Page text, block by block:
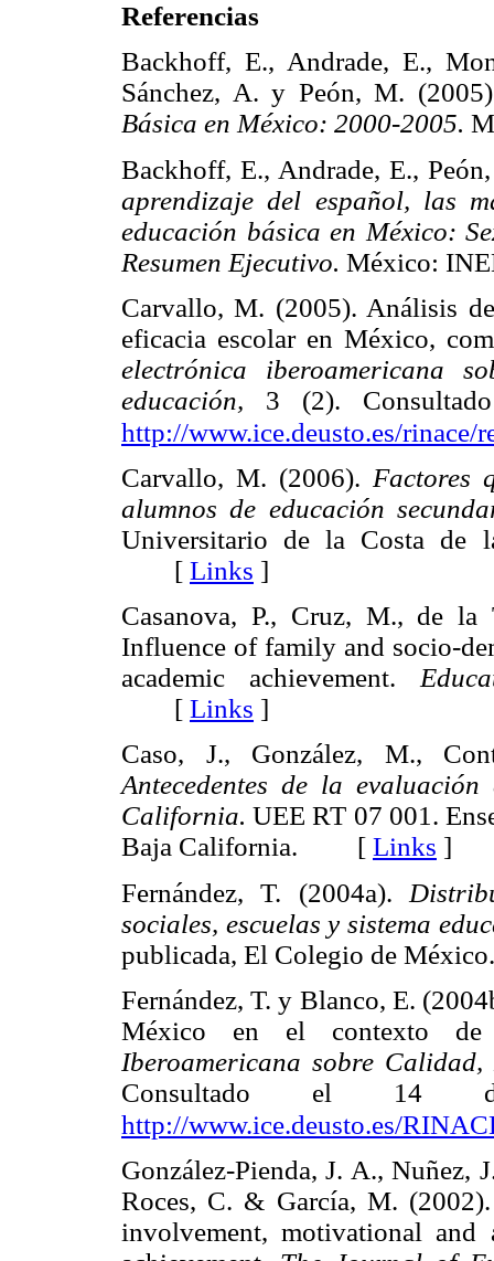
Referencias
Backhoff, E., Andrade, E.,
Sánchez, A. y Peón, M.
Básica en México: 2000-2005.
Backhoff, E., Andrade, E.,
aprendizaje del español, las
educación básica en México:
Resumen Ejecutivo. México:
Carvallo, M. (2005). Análisis
eficacia escolar en México,
electrónica iberoamericana
educación, 3 (2).
http://www.ice.deusto.es/rinace/
Carvallo, M. (2006). Factores
alumnos de educación
Universitario de la Costa de
[ Links ]
Casanova, P., Cruz, M., de
Influence of family and socio-
academic achievement.
[ Links ]
Caso, J., González, M.,
Antecedentes de la
California. UEE RT 07 001.
Baja California. [ Links ]
Fernández, T. (2004a).
sociales, escuelas y sistema
publicada, El Colegio de
Fernández, T. y Blanco, E.
México en el contexto
Iberoamericana sobre
Consultado el 14
http://www.ice.deusto.es/
González-Pienda, J. A., Nuñez,
Roces, C. & García, M.
involvement, motivational and